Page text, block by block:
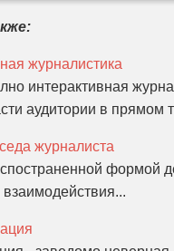
журналистика
интерактивная
аудитории в прямом
журналиста
формой